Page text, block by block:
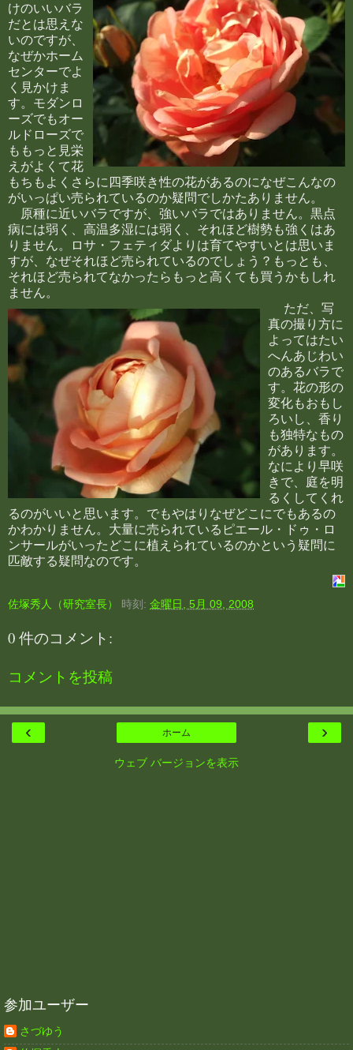
けのいいバラ
だとは思えな
いのですが、
なぜかホーム
センターでよ
く見かけま
す。モダンロ
ーズでもオー
ルドローズで
ももっと見栄
えがよくて花
もちもよくさらに四季咲き性の花があるのになぜこんなの
がいっぱい売られているのか疑問でしかたありません。
原種に近いバラですが、強いバラではありません。黒点
病には弱く、高温多湿には弱く、それほど樹勢も強くはあ
りません。ロサ・フェティダよりは育てやすいとは思いま
すが、なぜそれほど売られているのでしょう？もっとも、
それほど売られてなかったらもっと高くても買うかもしれ
ません。
ただ、写
真の撮り方に
よってはたい
へんあじわい
のあるバラで
す。花の形の
変化もおもし
ろいし、香り
も独特なもの
があります。
なにより早咲
きで、庭を明
るくしてくれ
るのがいいと思います。でもやはりなぜどこにでもあるの
かわかりません。大量に売られているピエール・ドゥ・ロ
ンサールがいったどこに植えられているのかという疑問に
匹敵する疑問なのです。
佐塚秀人（研究室長） 時刻: 金曜日, 5月 09, 2008
0 件のコメント:
コメントを投稿
‹ ›
ホーム
ウェブ バージョンを表示
参加ユーザー
さづゆう